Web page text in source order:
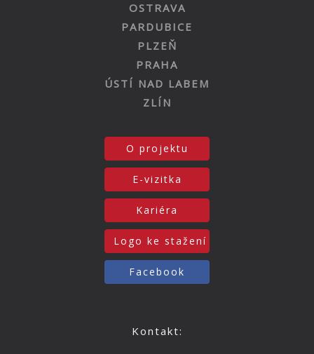
OSTRAVA
PARDUBICE
PLZEŇ
PRAHA
ÚSTÍ NAD LABEM
ZLÍN
O projektu
E-vizitka
Kariéra
Logo ke stažení
Facebook
Kontakt: